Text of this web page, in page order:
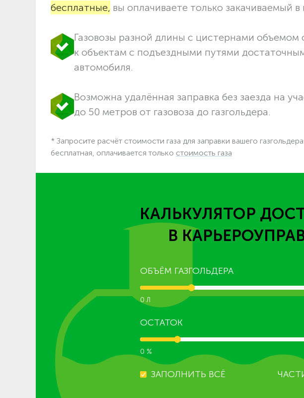
бесплатные, вы оплачиваете только закачиваемый в
Газовозы разной длины с цистернами объемом
к объектам c подъездными путями
автомобиля.
Возможна удалённая заправка без заезда на
до 50 метров от газовоза до газгольдера.
* Запросите расчёт стоимости газа для заправки вашего газгольдера
бесплатная, оплачивается только стоимость газа
КАЛЬКУЛЯТОР
В
ОБЪЁМ ГАЗГОЛЬДЕРА
0 Л
ОСТАТОК
0 %
ЗАПОЛНИТЬ ВСЁ